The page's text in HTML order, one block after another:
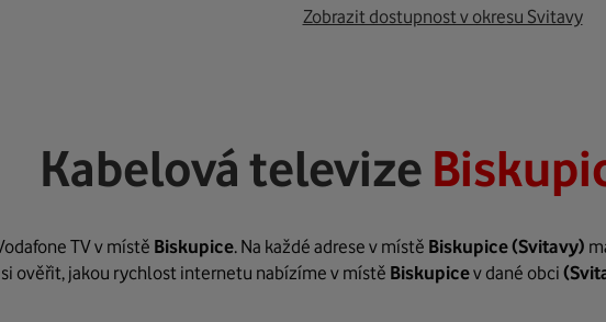
Zobrazit dostupnost v okresu Svitavy
Kabelová televize
TV v místě Biskupice. Na každé adrese v místě Biskupice(Svitavy)
ověřit, jakou rychlost internetu nabízíme v místě Biskupicev dané obci